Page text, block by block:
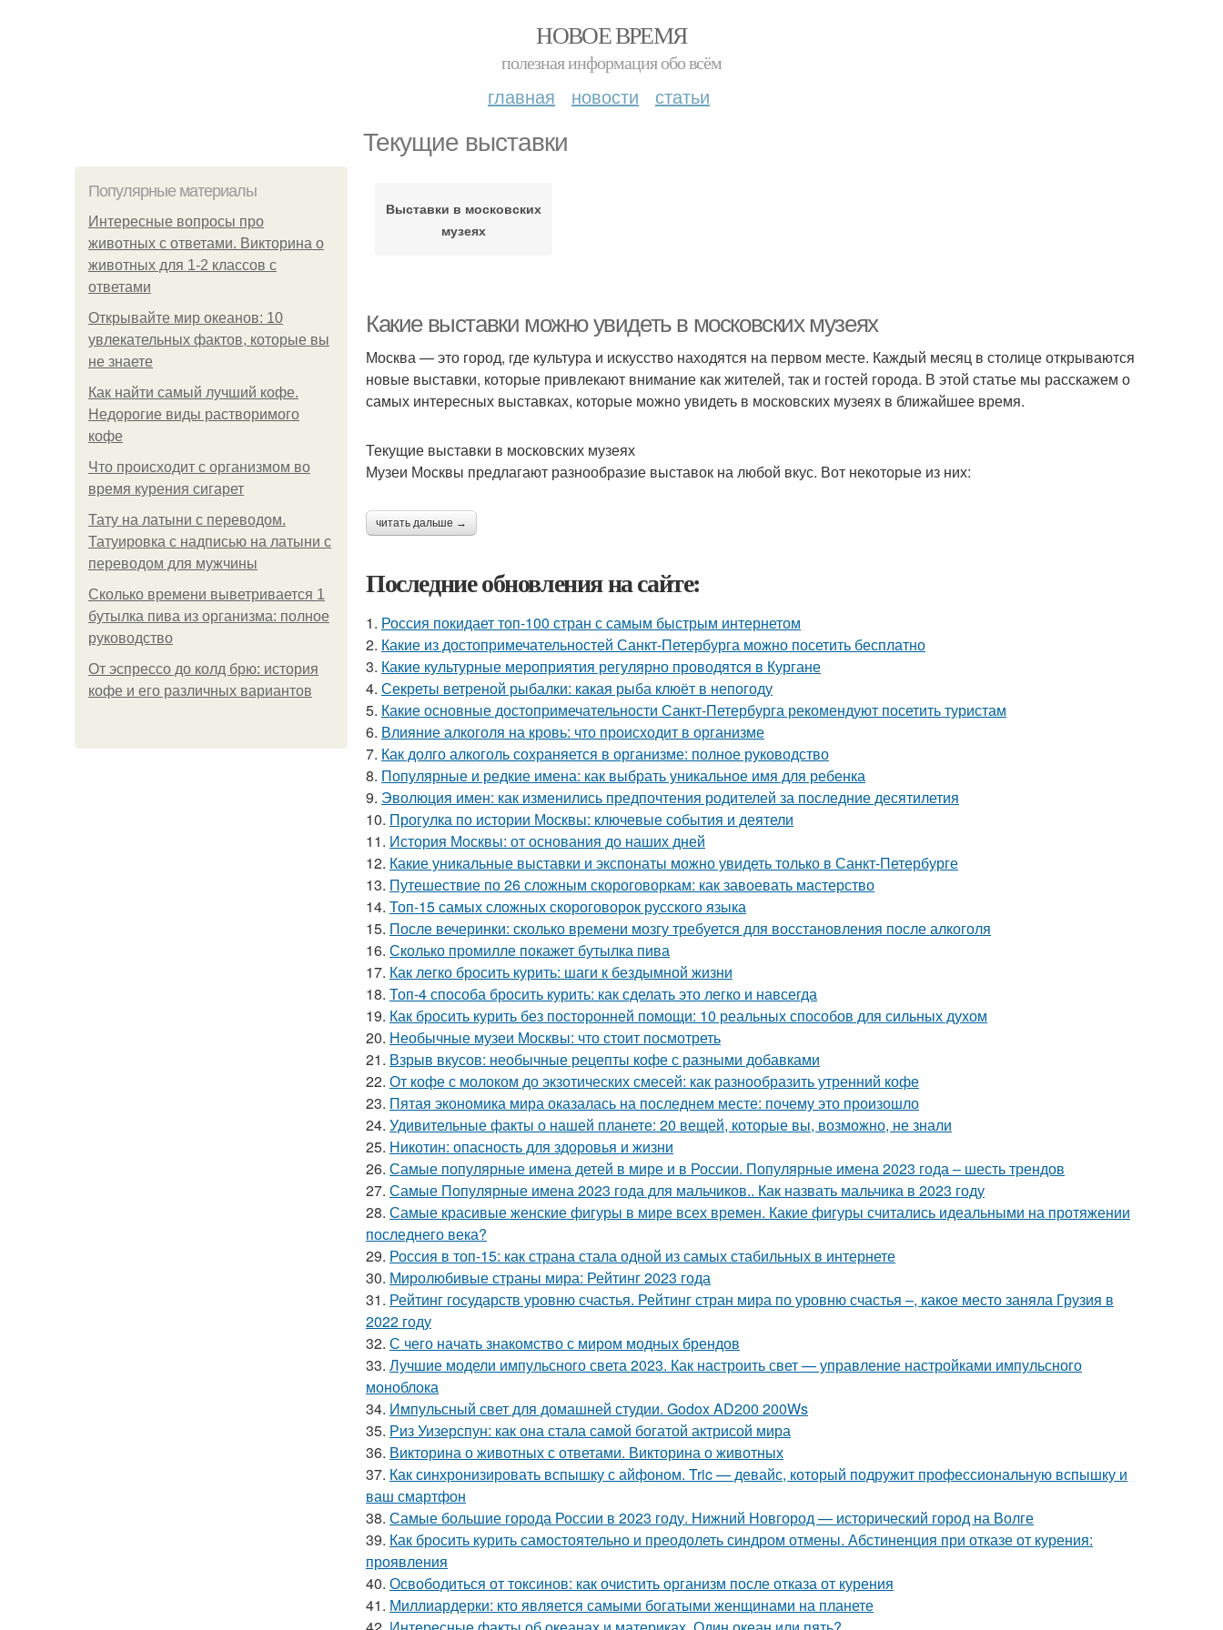
НОВОЕ ВРЕМЯ
полезная информация обо всём
главная новости статьи
Текущие выставки
Популярные материалы
Интересные вопросы про
животных с ответами. Викторина о
животных для 1-2 классов с
ответами
Открывайте мир океанов: 10
увлекательных фактов, которые вы
не знаете
Как найти самый лучший кофе.
Недорогие виды растворимого
кофе
Что происходит с организмом во
время курения сигарет
Тату на латыни с переводом.
Татуировка с надписью на латыни с
переводом для мужчины
Сколько времени выветривается 1
бутылка пива из организма: полное
руководство
От эспрессо до колд брю: история
кофе и его различных вариантов
Выставки в московских
музеях
Какие выставки можно увидеть в московских музеях
Москва — это город, где культура и искусство находятся на первом месте. Каждый месяц в столице открываются
новые выставки, которые привлекают внимание как жителей, так и гостей города. В этой статье мы расскажем о
самых интересных выставках, которые можно увидеть в московских музеях в ближайшее время.
Текущие выставки в московских музеях
Музеи Москвы предлагают разнообразие выставок на любой вкус. Вот некоторые из них:
читать дальше →
Последние обновления на сайте:
1. Россия покидает топ-100 стран с самым быстрым интернетом
2. Какие из достопримечательностей Санкт-Петербурга можно посетить бесплатно
3. Какие культурные мероприятия регулярно проводятся в Кургане
4. Секреты ветреной рыбалки: какая рыба клюёт в непогоду
5. Какие основные достопримечательности Санкт-Петербурга рекомендуют посетить туристам
6. Влияние алкоголя на кровь: что происходит в организме
7. Как долго алкоголь сохраняется в организме: полное руководство
8. Популярные и редкие имена: как выбрать уникальное имя для ребенка
9. Эволюция имен: как изменились предпочтения родителей за последние десятилетия
10. Прогулка по истории Москвы: ключевые события и деятели
11. История Москвы: от основания до наших дней
12. Какие уникальные выставки и экспонаты можно увидеть только в Санкт-Петербурге
13. Путешествие по 26 сложным скороговоркам: как завоевать мастерство
14. Топ-15 самых сложных скороговорок русского языка
15. После вечеринки: сколько времени мозгу требуется для восстановления после алкоголя
16. Сколько промилле покажет бутылка пива
17. Как легко бросить курить: шаги к бездымной жизни
18. Топ-4 способа бросить курить: как сделать это легко и навсегда
19. Как бросить курить без посторонней помощи: 10 реальных способов для сильных духом
20. Необычные музеи Москвы: что стоит посмотреть
21. Взрыв вкусов: необычные рецепты кофе с разными добавками
22. От кофе с молоком до экзотических смесей: как разнообразить утренний кофе
23. Пятая экономика мира оказалась на последнем месте: почему это произошло
24. Удивительные факты о нашей планете: 20 вещей, которые вы, возможно, не знали
25. Никотин: опасность для здоровья и жизни
26. Самые популярные имена детей в мире и в России. Популярные имена 2023 года – шесть трендов
27. Самые Популярные имена 2023 года для мальчиков.. Как назвать мальчика в 2023 году
28. Самые красивые женские фигуры в мире всех времен. Какие фигуры считались идеальными на протяжении
последнего века?
29. Россия в топ-15: как страна стала одной из самых стабильных в интернете
30. Миролюбивые страны мира: Рейтинг 2023 года
31. Рейтинг государств уровню счастья. Рейтинг стран мира по уровню счастья –, какое место заняла Грузия в
2022 году
32. С чего начать знакомство с миром модных брендов
33. Лучшие модели импульсного света 2023. Как настроить свет — управление настройками импульсного
моноблока
34. Импульсный свет для домашней студии. Godox AD200 200Ws
35. Риз Уизерспун: как она стала самой богатой актрисой мира
36. Викторина о животных с ответами. Викторина о животных
37. Как синхронизировать вспышку с айфоном. Tric — девайс, который подружит профессиональную вспышку и
ваш смартфон
38. Самые большие города России в 2023 году. Нижний Новгород — исторический город на Волге
39. Как бросить курить самостоятельно и преодолеть синдром отмены. Абстиненция при отказе от курения:
проявления
40. Освободиться от токсинов: как очистить организм после отказа от курения
41. Миллиардерки: кто является самыми богатыми женщинами на планете